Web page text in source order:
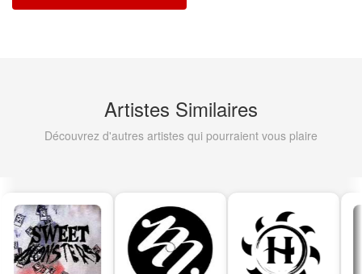
Artistes Similaires
Découvrez d'autres artistes qui pourraient vous plaire